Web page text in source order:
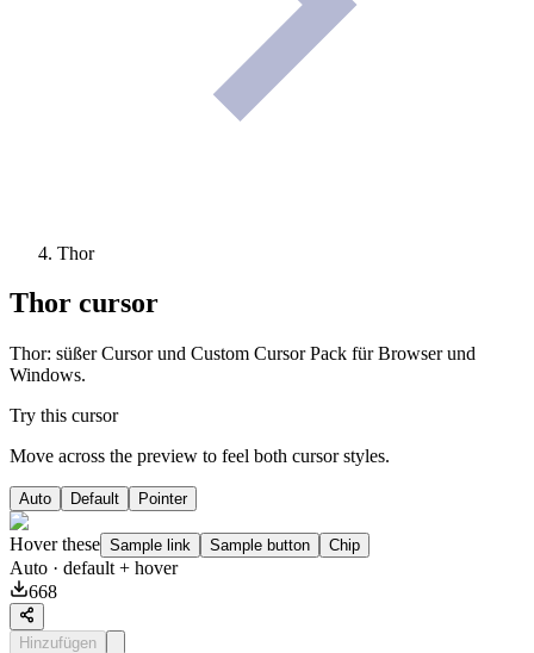
Thor
Thor cursor
Thor: süßer Cursor und Custom Cursor Pack für Browser und
Windows.
Try this cursor
Move across the preview to feel both cursor styles.
Auto Default Pointer
Hover these Sample link Sample button Chip
Auto · default + hover
668
Hinzufügen